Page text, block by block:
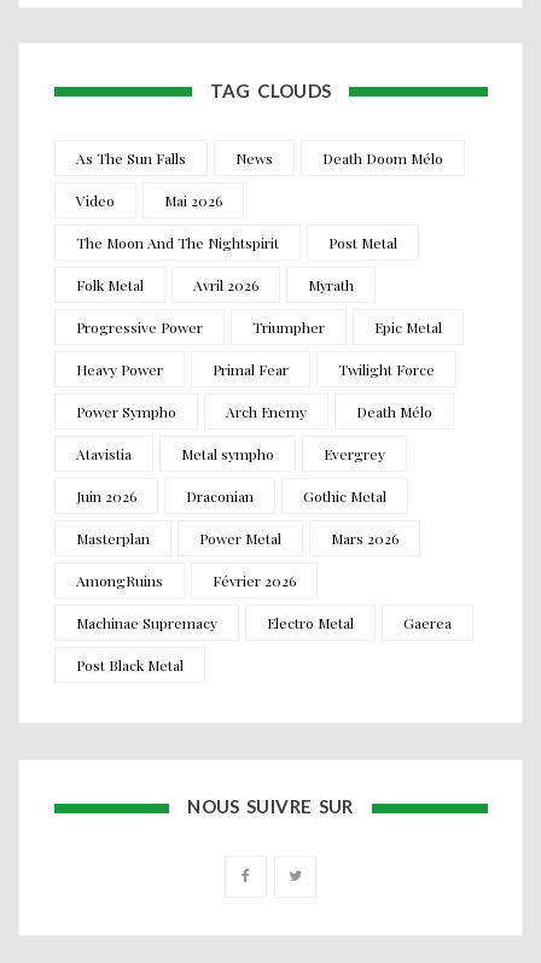
TAG CLOUDS
As The Sun Falls News Death Doom Mélo
Video Mai 2026
The Moon And The Nightspirit Post Metal
Folk Metal Avril 2026 Myrath
Progressive Power Triumpher Epic Metal
Heavy Power Primal Fear Twilight Force
Power Sympho Arch Enemy Death Mélo
Atavistia Metal sympho Evergrey
Juin 2026 Draconian Gothic Metal
Masterplan Power Metal Mars 2026
AmongRuins Février 2026
Machinae Supremacy Electro Metal Gaerea
Post Black Metal
NOUS SUIVRE SUR